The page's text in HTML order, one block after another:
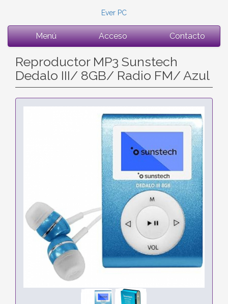
Ever PC
Menú Acceso Contacto
Reproductor MP3 Sunstech
Dedalo III/ 8GB/ Radio FM/ Azul